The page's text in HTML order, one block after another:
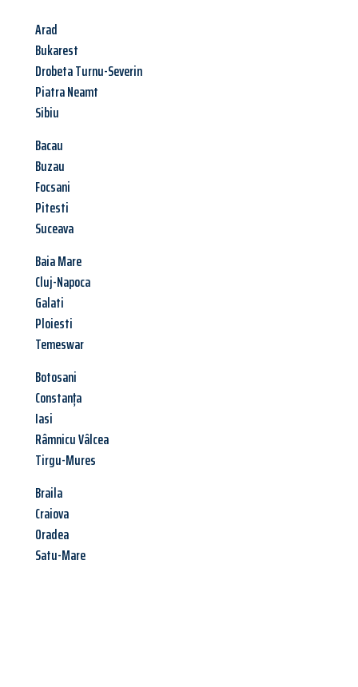
Arad
Bukarest
Drobeta Turnu-Severin
Piatra Neamt
Sibiu
Bacau
Buzau
Focsani
Pitesti
Suceava
Baia Mare
Cluj-Napoca
Galati
Ploiesti
Temeswar
Botosani
Constanța
Iasi
Râmnicu Vâlcea
Tirgu-Mures
Braila
Craiova
Oradea
Satu-Mare